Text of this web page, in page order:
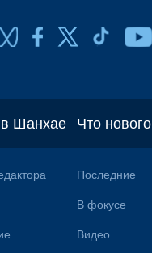
Шанхае Что нового
Последние
В фокусе
Видео